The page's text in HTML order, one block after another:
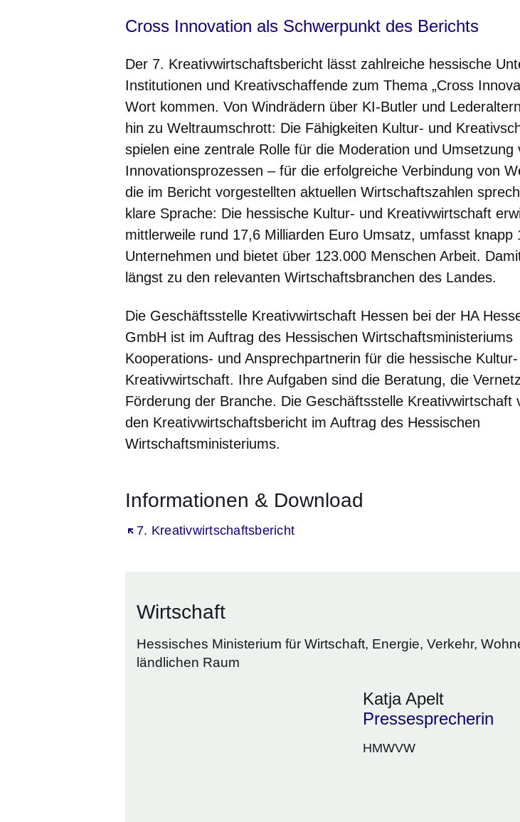
Cross Innovation als Schwerpunkt des Berichts
Der 7. Kreativwirtschaftsbericht lässt zahlreiche hessische
Institutionen und Kreativschaffende zum Thema „Cross
Wort kommen. Von Windrädern über KI-Butler und
hin zu Weltraumschrott: Die Fähigkeiten Kultur- und
spielen eine zentrale Rolle für die Moderation und Umsetzung
Innovationsprozessen – für die erfolgreiche Verbindung von
die im Bericht vorgestellten aktuellen Wirtschaftszahlen
klare Sprache: Die hessische Kultur- und Kreativwirtschaft
mittlerweile rund 17,6 Milliarden Euro Umsatz, umfasst knapp
Unternehmen und bietet über 123.000 Menschen Arbeit.
längst zu den relevanten Wirtschaftsbranchen des Landes.
Die Geschäftsstelle Kreativwirtschaft Hessen bei der HA
GmbH ist im Auftrag des Hessischen Wirtschaftsministeriums
Kooperations- und Ansprechpartnerin für die hessische
Kreativwirtschaft. Ihre Aufgaben sind die Beratung, die
Förderung der Branche. Die Geschäftsstelle Kreativwirtschaft
den Kreativwirtschaftsbericht im Auftrag des Hessischen
Wirtschaftsministeriums.
Informationen & Download
7. Kreativwirtschaftsbericht
Öffnet sich in einem neuen Fenster
Wirtschaft
Hessisches Ministerium für Wirtschaft, Energie, Verkehr,
ländlichen Raum
Katja Apelt
Pressesprecherin
HMWVW